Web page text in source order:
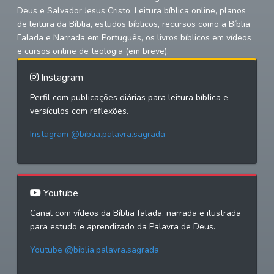
Deus e Salvador Jesus Cristo. Leitura bíblica online, planos
de leitura da Bíblia, estudos bíblicos, recursos como a Bíblia
Falada e Narrada em Português, os livros bíblicos em vídeos
e cursos online de teologia (em breve).
Instagram
Perfil com publicações diárias para leitura bíblica e
versículos com reflexões.
Instagram @biblia.palavra.sagrada
Youtube
Canal com vídeos da Bíblia falada, narrada e ilustrada
para estudo e aprendizado da Palavra de Deus.
Youtube @biblia.palavra.sagrada